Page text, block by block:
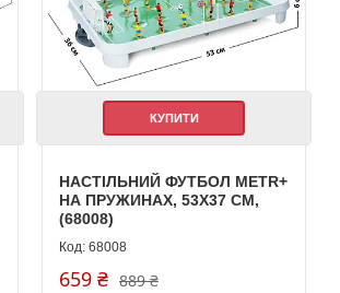
КУПИТИ
НАСТІЛЬНИЙ ФУТБОЛ METR+
НА ПРУЖИНАХ, 53Х37 СМ,
(68008)
68008
889 ₴
659 ₴